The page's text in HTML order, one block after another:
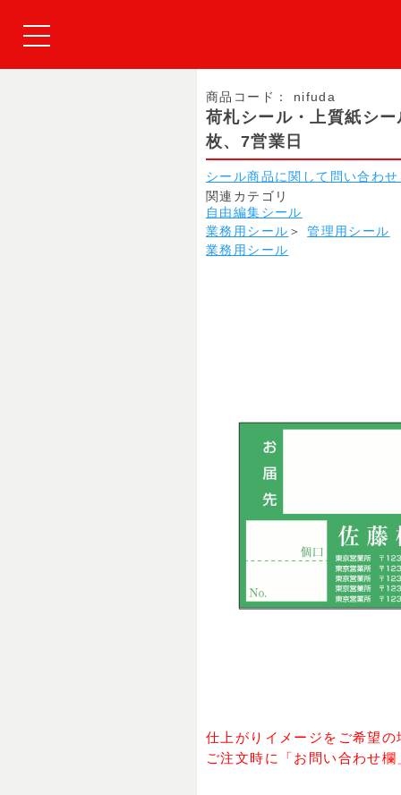
商品コード： nifuda
荷札シール・上質紙シ
枚、7営業日
シール商品に関して問い合わ
関連カテゴリ
自由編集シール
業務用シール ＞
管理用シール
業務用シール
仕上がりイメージをご希望の
ご注文時に「お問い合わせ